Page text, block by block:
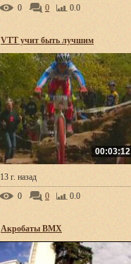
0
0 0.0
VTT учит быть лучшим
00:03:12
13 г. назад
0
0 0.0
Акробаты BMX